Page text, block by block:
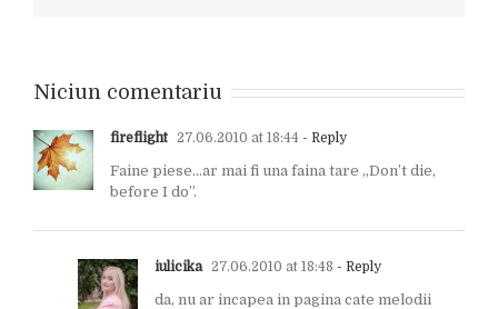
Niciun comentariu
fireflight 27.06.2010 at 18:44 - Reply
Faine piese…ar mai fi una faina tare „Don’t die,
before I do”.
iulicika 27.06.2010 at 18:48 - Reply
da, nu ar incapea in pagina cate melodii